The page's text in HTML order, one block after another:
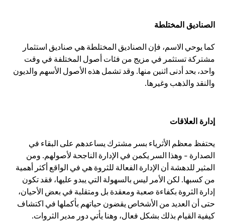
الصناديق المختلطة
كما يوحي الاسم، فإن الصناديق المختلطة هي صناديق استثمار
مشتركة تستثمر في مزيج من فئات أصول المختلفة في وقت
واحد، بحد أدنى اثنين منها. وقد تشمل هذه الأصول الأسهم والديون
والنقد والذهب وغيرها.
إدارة العلاقات
يحتفظ معظم الأثرياء بسر مشترك يساعدهم على البقاء في
الصدارة - وهذا السر يكمن في الإدارة الناجحة لأصولهم. ومن
المثير للدهشة أن الإدارة الفعالة للثروة هي في الواقع أكثر أهمية
من كسبها. لكن الأمر ليس بالسهولة التي يبدو عليها، فقد تكون
إدارة الثروة بكفاءة صعبة ومعقدة بل ومتقلبة في بعض الأحيان،
حتى أن العديد من الأشخاص يقضون حياتهم بأكملها في اكتشاف
كيفية القيام بذلك بشكل فعال، وهنا يأتي دور مدير الثروات.